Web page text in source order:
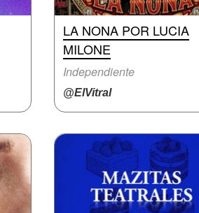
LA NONA POR LUCIA
MILONE
Independiente
@ElVitral